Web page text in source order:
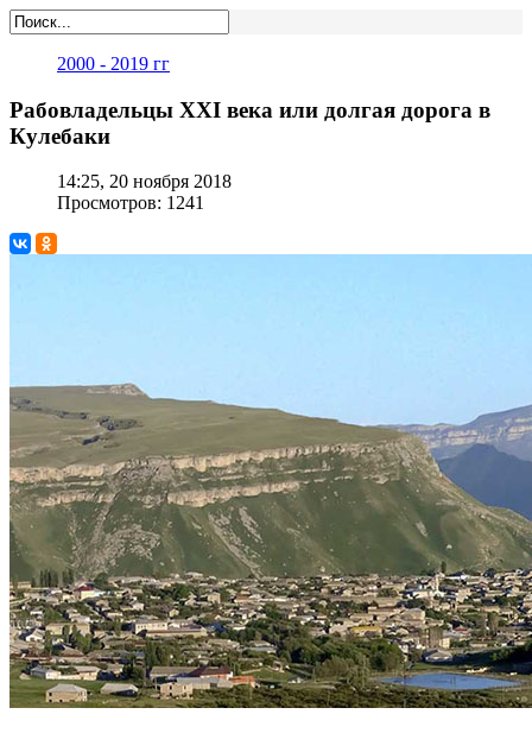
2000 - 2019 гг
Рабовладельцы XXI века или долгая дорога в
Кулебаки
14:25, 20 ноября 2018
Просмотров: 1241